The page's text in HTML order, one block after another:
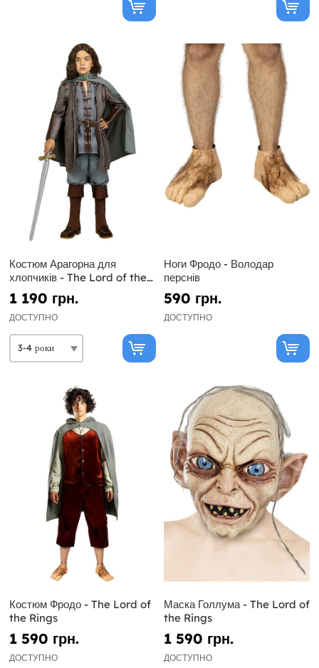
Костюм Арагорна для
хлопчиків - The Lord of the
Rings
1 190 грн.
ДОСТУПНО
Ноги Фродо - Володар
перснів
590 грн.
ДОСТУПНО
Костюм Фродо - The Lord of
the Rings
1 590 грн.
ДОСТУПНО
Маска Голлума - The Lord of
the Rings
1 590 грн.
ДОСТУПНО